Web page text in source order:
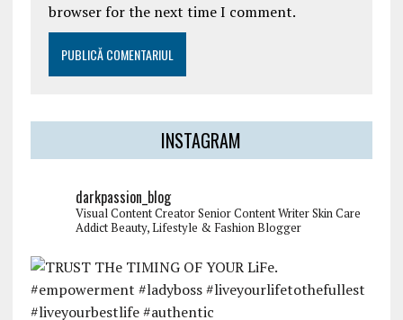
browser for the next time I comment.
INSTAGRAM
darkpassion_blog
Visual Content CreatorSenior Content WriterSkin Care
AddictBeauty, Lifestyle & Fashion Blogger